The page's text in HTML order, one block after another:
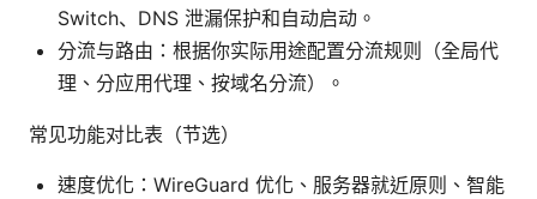
Switch、DNS 泄漏保护和自动启动。
分流与路由：根据你实际用途配置分流规则（全局代
理、分应用代理、按域名分流）。
常见功能对比表（节选）
速度优化：WireGuard 优化、服务器就近原则、智能